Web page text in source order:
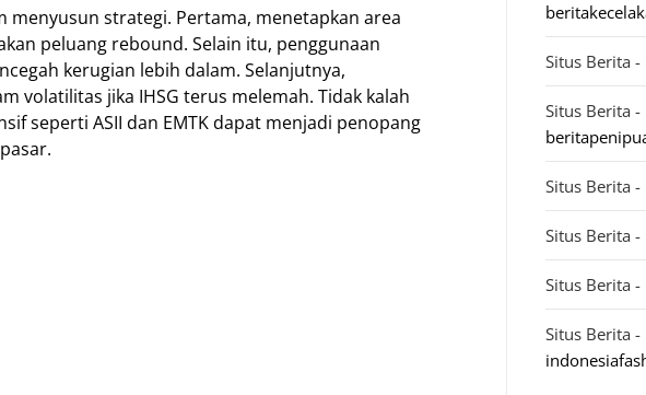
strategi. Pertama, menetapkan area
peluang rebound. Selain itu, penggunaan
kerugian lebih dalam. Selanjutnya,
volatilitas jika IHSG terus melemah. Tidak kalah
seperti ASII dan EMTK dapat menjadi penopang
Situs Berita -
Situs Berita
Situs Berita -
Situs Berita -
Situs Berita -
Situs Berita